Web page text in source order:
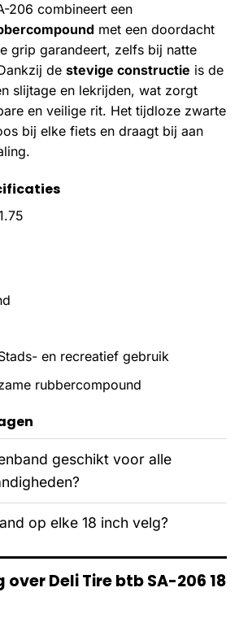
206 combineert een
met een doordacht
grip garandeert, zelfs bij natte
de stevige constructie is de
slijtage en lekrijden, wat zorgt
en veilige rit. Het tijdloze zwarte
bij elke fiets en draagt bij aan
en recreatief gebruik
rubbercompound
geschikt voor alle
op elke 18 inch velg?
Deli Tire btb SA-206 18